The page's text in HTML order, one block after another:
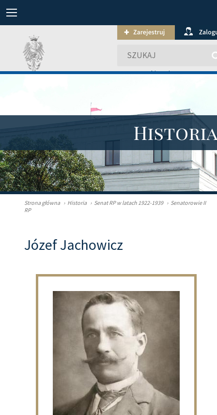
wyszukiwanie
Strona główna › Historia › Senat RP w latach 1922-1939 › Senatorowie II
RP
Józef Jachowicz